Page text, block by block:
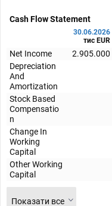
Cash Flow Statement
30.06.2026
тис EUR
Net Income 2.905.000
Depreciation
And
Amortization
Stock Based
Compensatio
n
Change In
Working
Capital
Other Working
Capital
Показати все